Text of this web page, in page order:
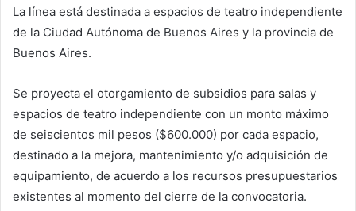
La línea está destinada a espacios de teatro independiente
de la Ciudad Autónoma de Buenos Aires y la provincia de
Buenos Aires.
Se proyecta el otorgamiento de subsidios para salas y
espacios de teatro independiente con un monto máximo
de seiscientos mil pesos ($600.000) por cada espacio,
destinado a la mejora, mantenimiento y/o adquisición de
equipamiento, de acuerdo a los recursos presupuestarios
existentes al momento del cierre de la convocatoria.